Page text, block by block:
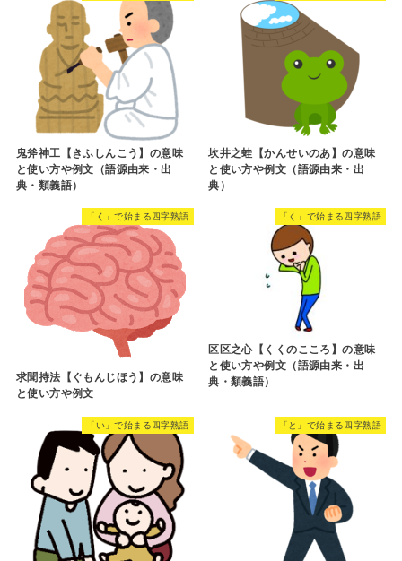
鬼斧神工【きふしんこう】の意味
と使い方や例文（語源由来・出
典・類義語）
坎井之蛙【かんせいのあ】の意味
と使い方や例文（語源由来・出
典）
「く」で始まる四字熟語
求聞持法【ぐもんじほう】の意味
と使い方や例文
「く」で始まる四字熟語
区区之心【くくのこころ】の意味
と使い方や例文（語源由来・出
典・類義語）
「い」で始まる四字熟語 「と」で始まる四字熟語